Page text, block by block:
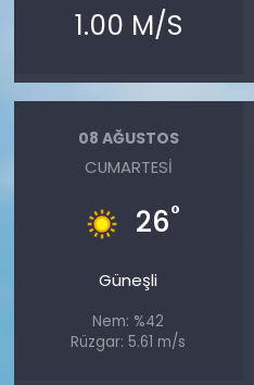
1.00 M/S
08 AĞUSTOS
CUMARTESI
26°
Güneşli
Nem: %42
Rüzgar: 5.61 m/s